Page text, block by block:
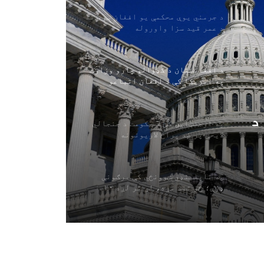
د جرمني یوې محکمې یو افغان سړي ته
د عمر قید سزا واوروله
د افغانستان د کډوالو چارو وزارت
په امریکا کې د افغان اتباعو
لپاره د لنډمهاله ساتنې پلان هرکلی
کوي
په ارجنټاین کې د حکومت د جنجالي
لایحې پر ضد پراخ لاریونونه
په تایلینډي ښوونځي کې مرګونې
ډزې؛ څو تنه مړه، لږ تر لږه ۲۰
ټپیان